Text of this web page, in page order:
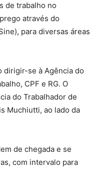
de trabalho no
através do
para diversas áreas
dirigir-se à Agência do
CPF e RG. O
do Trabalhador de
Muchiutti, ao lado da
de chegada e se
com intervalo para